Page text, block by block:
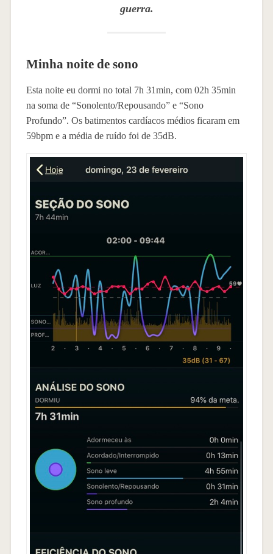
guerra.
Minha noite de sono
Esta noite eu dormi no total 7h 31min, com 02h 35min
na soma de “Sonolento/Repousando” e “Sono
Profundo”. Os batimentos cardíacos médios ficaram em
59bpm e a média de ruído foi de 35dB.